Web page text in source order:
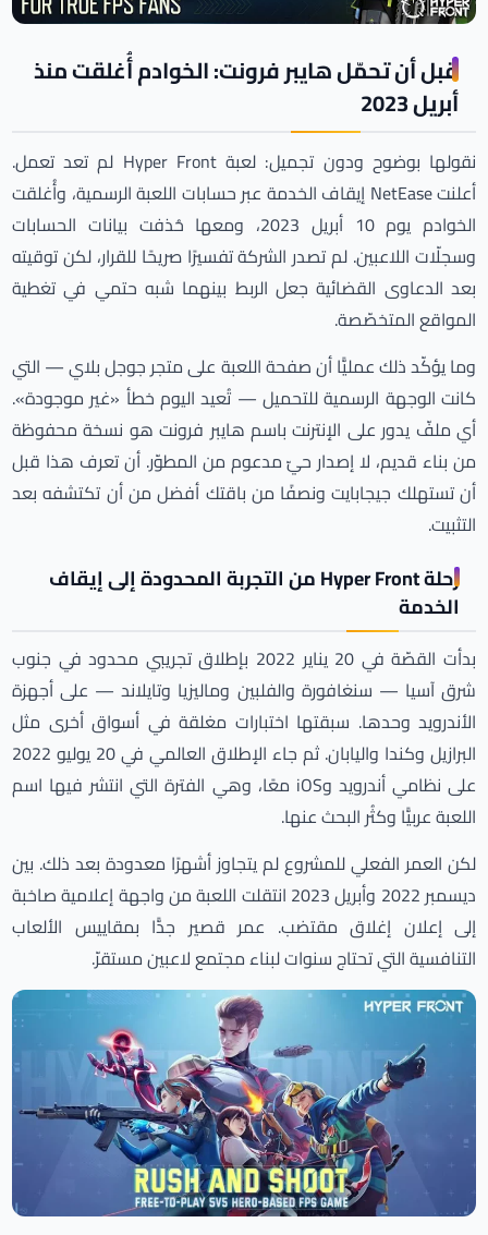
قبل أن تحمّل هايبر فرونت: الخوادم أُغلقت منذ
أبريل 2023
نقولها بوضوح ودون تجميل: لعبة Hyper Front لم تعد تعمل.
أعلنت NetEase إيقاف الخدمة عبر حسابات اللعبة الرسمية، وأُغلقت
الخوادم يوم 10 أبريل 2023، ومعها حُذفت بيانات الحسابات
وسجلّات اللاعبين. لم تصدر الشركة تفسيرًا صريحًا للقرار، لكن توقيته
بعد الدعاوى القضائية جعل الربط بينهما شبه حتمي في تغطية
المواقع المتخصّصة.
وما يؤكّد ذلك عمليًّا أن صفحة اللعبة على متجر جوجل بلاي — التي
كانت الوجهة الرسمية للتحميل — تُعيد اليوم خطأ «غير موجودة».
أي ملفّ يدور على الإنترنت باسم هايبر فرونت هو نسخة محفوظة
من بناء قديم، لا إصدار حيّ مدعوم من المطوّر. أن تعرف هذا قبل
أن تستهلك جيجابايت ونصفًا من باقتك أفضل من أن تكتشفه بعد
التثبيت.
رحلة Hyper Front من التجربة المحدودة إلى إيقاف
الخدمة
بدأت القصّة في 20 يناير 2022 بإطلاق تجريبي محدود في جنوب
شرق آسيا — سنغافورة والفلبين وماليزيا وتايلاند — على أجهزة
الأندرويد وحدها. سبقتها اختبارات مغلقة في أسواق أخرى مثل
البرازيل وكندا واليابان. ثم جاء الإطلاق العالمي في 20 يوليو 2022
على نظامي أندرويد وiOS معًا، وهي الفترة التي انتشر فيها اسم
اللعبة عربيًّا وكثُر البحث عنها.
لكن العمر الفعلي للمشروع لم يتجاوز أشهرًا معدودة بعد ذلك. بين
ديسمبر 2022 وأبريل 2023 انتقلت اللعبة من واجهة إعلامية صاخبة
إلى إعلان إغلاق مقتضب. عمر قصير جدًّا بمقاييس الألعاب
التنافسية التي تحتاج سنوات لبناء مجتمع لاعبين مستقرّ.